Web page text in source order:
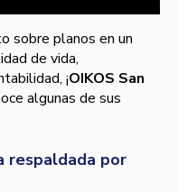
sobre planos en un
de vida,
¡OIKOS San
algunas de sus
respaldada por